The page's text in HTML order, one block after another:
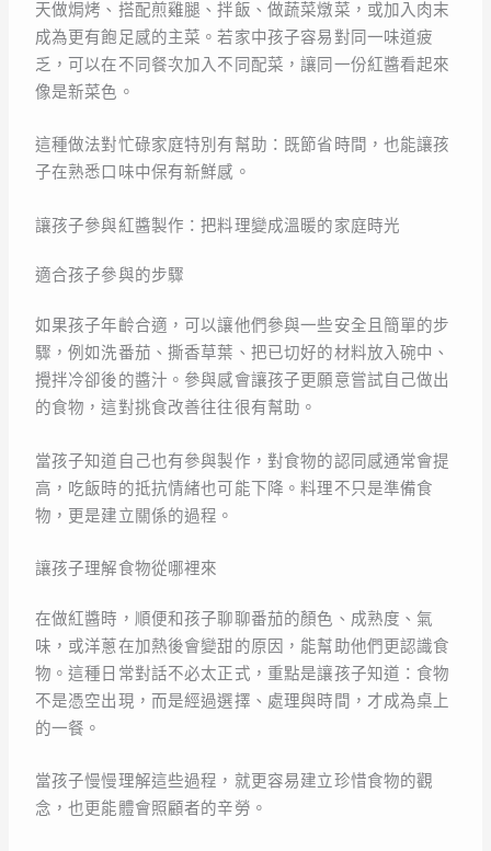
天做焗烤、搭配煎雞腿、拌飯、做蔬菜燉菜，或加入肉末
成為更有飽足感的主菜。若家中孩子容易對同一味道疲
乏，可以在不同餐次加入不同配菜，讓同一份紅醬看起來
像是新菜色。
這種做法對忙碌家庭特別有幫助：既節省時間，也能讓孩
子在熟悉口味中保有新鮮感。
讓孩子參與紅醬製作：把料理變成溫暖的家庭時光
適合孩子參與的步驟
如果孩子年齡合適，可以讓他們參與一些安全且簡單的步
驟，例如洗番茄、撕香草葉、把已切好的材料放入碗中、
攪拌冷卻後的醬汁。參與感會讓孩子更願意嘗試自己做出
的食物，這對挑食改善往往很有幫助。
當孩子知道自己也有參與製作，對食物的認同感通常會提
高，吃飯時的抵抗情緒也可能下降。料理不只是準備食
物，更是建立關係的過程。
讓孩子理解食物從哪裡來
在做紅醬時，順便和孩子聊聊番茄的顏色、成熟度、氣
味，或洋蔥在加熱後會變甜的原因，能幫助他們更認識食
物。這種日常對話不必太正式，重點是讓孩子知道：食物
不是憑空出現，而是經過選擇、處理與時間，才成為桌上
的一餐。
當孩子慢慢理解這些過程，就更容易建立珍惜食物的觀
念，也更能體會照顧者的辛勞。